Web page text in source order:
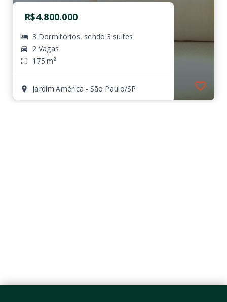
R$4.800.000
3 Dormitórios, sendo 3 suítes
2 Vagas
175 m²
Jardim América - São Paulo/SP